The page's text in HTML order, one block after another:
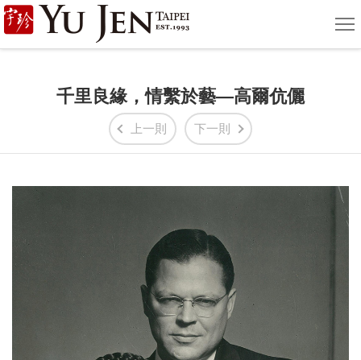
宇
珍
藝
Yu
Jen
Taipei
單
千里良緣，情繫於藝—高爾伉儷
上一則 下一則